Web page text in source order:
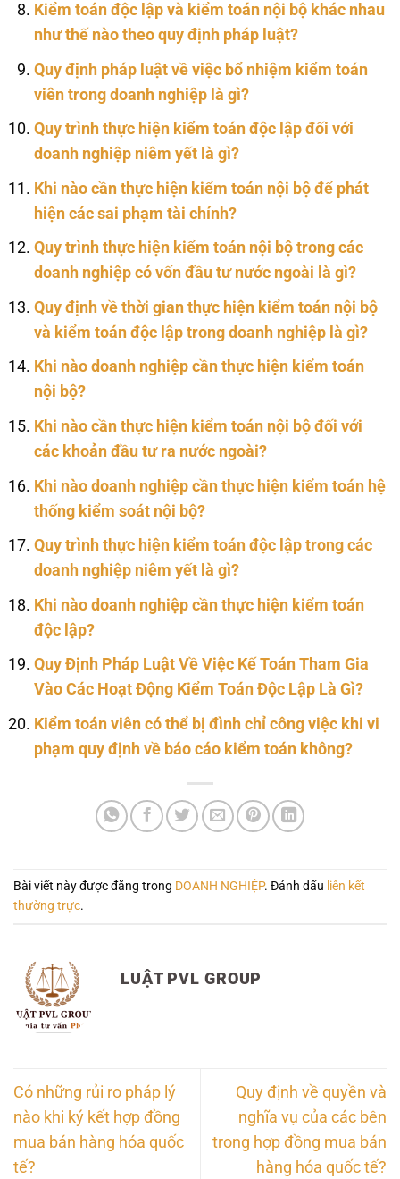
Kiểm toán độc lập và kiểm toán nội bộ khác nhau
như thế nào theo quy định pháp luật?
Quy định pháp luật về việc bổ nhiệm kiểm toán
viên trong doanh nghiệp là gì?
Quy trình thực hiện kiểm toán độc lập đối với
doanh nghiệp niêm yết là gì?
Khi nào cần thực hiện kiểm toán nội bộ để phát
hiện các sai phạm tài chính?
Quy trình thực hiện kiểm toán nội bộ trong các
doanh nghiệp có vốn đầu tư nước ngoài là gì?
Quy định về thời gian thực hiện kiểm toán nội bộ
và kiểm toán độc lập trong doanh nghiệp là gì?
Khi nào doanh nghiệp cần thực hiện kiểm toán
nội bộ?
Khi nào cần thực hiện kiểm toán nội bộ đối với
các khoản đầu tư ra nước ngoài?
Khi nào doanh nghiệp cần thực hiện kiểm toán hệ
thống kiểm soát nội bộ?
Quy trình thực hiện kiểm toán độc lập trong các
doanh nghiệp niêm yết là gì?
Khi nào doanh nghiệp cần thực hiện kiểm toán
độc lập?
Quy Định Pháp Luật Về Việc Kế Toán Tham Gia
Vào Các Hoạt Động Kiểm Toán Độc Lập Là Gì?
Kiểm toán viên có thể bị đình chỉ công việc khi vi
phạm quy định về báo cáo kiểm toán không?
Bài viết này được đăng trong DOANH NGHIỆP. Đánh dấu liên kết
thường trực.
LUẬT PVL GROUP
Có những rủi ro pháp lý
nào khi ký kết hợp đồng
mua bán hàng hóa quốc
tế?
Quy định về quyền và
nghĩa vụ của các bên
trong hợp đồng mua bán
hàng hóa quốc tế?